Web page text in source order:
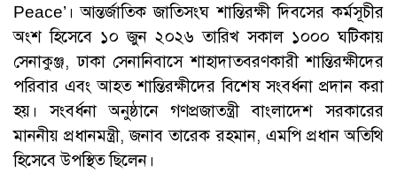
Peace’ । আন্তর্জাতিক জাতিসংঘ শান্তিরক্ষী দিবসের কর্মসূচীর
অংশ হিসেবে ১০ জুন ২০২৬ তারিখ সকাল ১০০০ ঘটিকায়
সেনাকুঞ্জ, ঢাকা সেনানিবাসে শাহাদাতবরণকারী শান্তিরক্ষীদের
পরিবার এবং আহত শান্তিরক্ষীদের বিশেষ সংবর্ধনা প্রদান করা
হয়। সংবর্ধনা অনুষ্ঠানে গণপ্রজাতন্ত্রী বাংলাদেশ সরকারের
মাননীয় প্রধানমন্ত্রী, জনাব তারেক রহমান, এমপি প্রধান অতিথি
হিসেবে উপস্থিত ছিলেন।